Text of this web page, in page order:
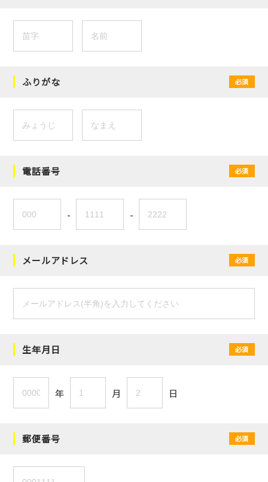
ふりがな 必須
電話番号 必須
- -
メールアドレス 必須
生年月日 必須
年 月 日
郵便番号 必須